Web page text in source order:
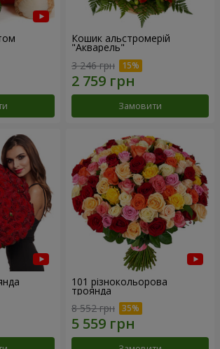
Кошик альстромерій
"Акварель"
3 246 грн
Замовити
101 різнокольорова
троянда
8 552 грн